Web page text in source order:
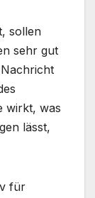
sollen
sehr gut
wirkt, was
lässt,
für